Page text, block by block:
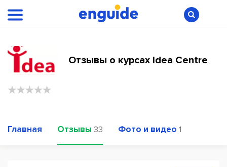
Отзывы о курсах Idea Centre
Главная Отзывы 33 Фото и видео 1